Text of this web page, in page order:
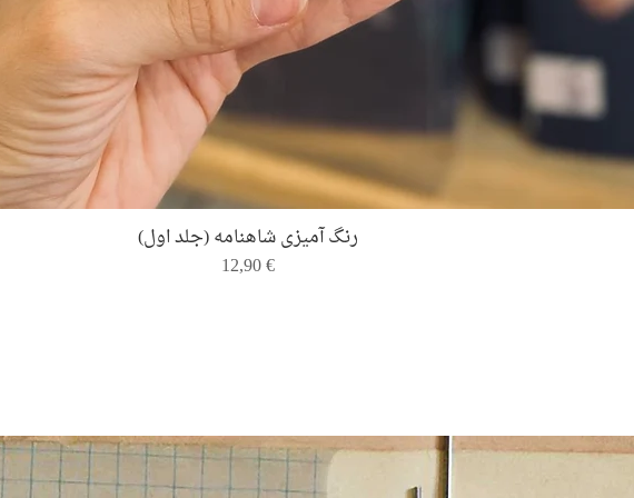
Quick View
رنگ ‌آمیزی شاهنامه (جلد اول)
Price
12,90 €